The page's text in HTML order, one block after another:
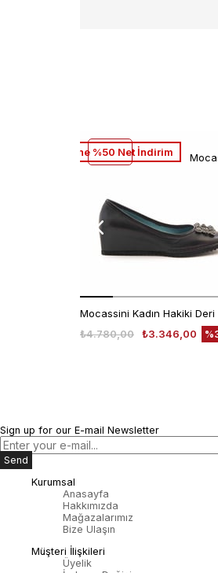
₺3.346,00
₺4.780,00
2. Ürüne %50 Net İndirim
Sign up for our E-mail Newsletter
Send
Kurumsal
Anasayfa
Hakkımızda
Mağazalarımız
Bize Ulaşın
Müşteri İlişkileri
Üyelik